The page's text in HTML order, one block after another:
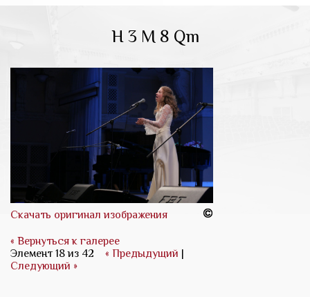
H 3 M 8 Qm
Скачать оригинал изображения
« Вернуться к галерее
Элемент 18 из 42
« Предыдущий |
Следующий »